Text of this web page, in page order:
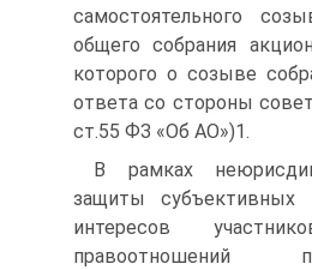
самостоятельного
общего собрания
которого о созыве
ответа со стороны
ст.55 ФЗ «Об АО»)1.
В рамках
защиты субъективных
интересов